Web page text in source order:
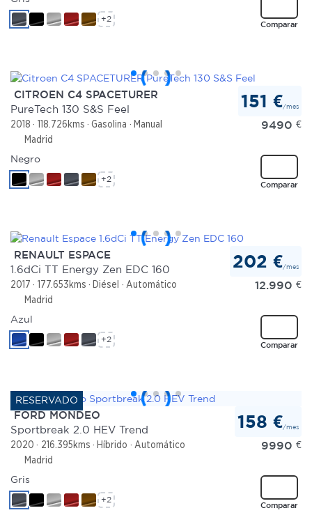
Comparar
+2
CITROEN C4 SPACETURER
PureTech 130 S&S Feel
2018 118.726kms Gasolina
Manual
Madrid
151 €/mes
9490 €
Comparar
Negro
+2
RENAULT ESPACE
1.6dCi TT Energy Zen EDC 160
2017 177.653kms Diésel
Automático
Madrid
202 €/mes
12.990 €
Comparar
Azul
+2
FORD MONDEO
Sportbreak 2.0 HEV Trend
2020 216.395kms Híbrido
Automático
Madrid
158 €/mes
9990 €
Comparar
Gris
+2